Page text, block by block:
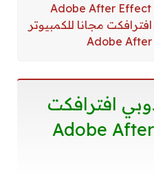
افترافكت
مجانا للكمبيوتر Adobe After